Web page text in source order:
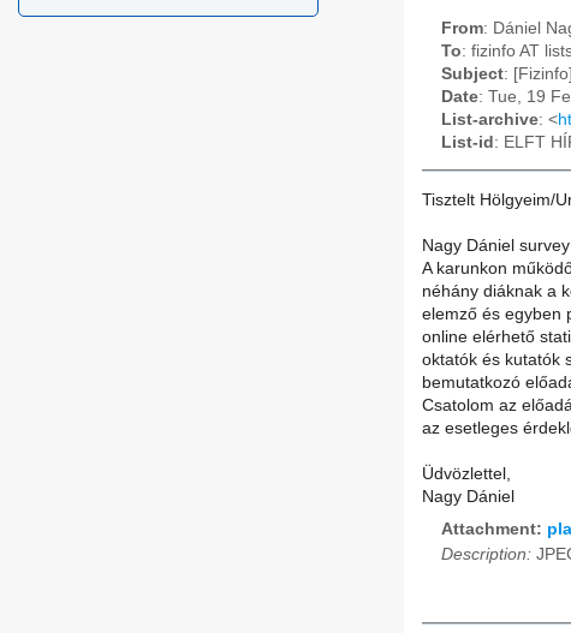
From: Dániel
To: fizinfo AT
Subject:
Date: Tue, 19
List-archive: <
List-id : ELFT
Tisztelt Hölgyeim/
Nagy Dániel
A karunkon
néhány diáknak a
elemző és egyben
online elérhető
oktatók és kutatók
bemutatkozó
Csatolom az
az esetleges
Üdvözlettel,
Nagy Dániel
Attachment:
Description: